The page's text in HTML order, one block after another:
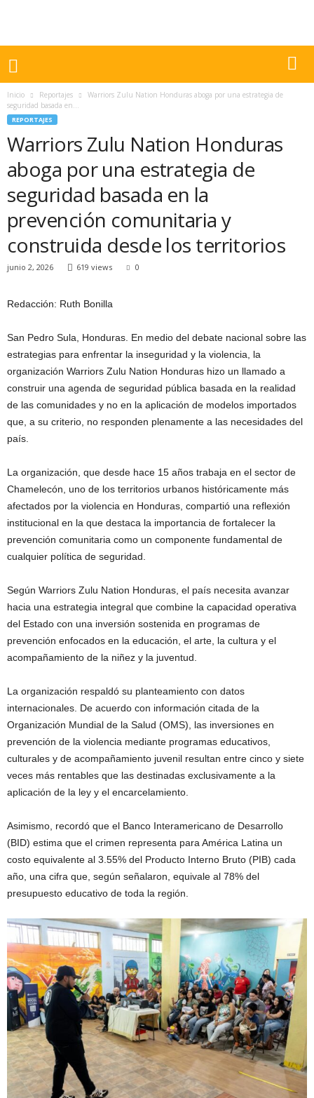
Inicio Reportajes
Warriors Zulu Nation Honduras aboga por una estrategia de
seguridad basada en...
REPORTAJES
Warriors Zulu Nation Honduras
aboga por una estrategia de
seguridad basada en la
prevención comunitaria y
construida desde los territorios
junio 2, 2026 619 views 0
Redacción: Ruth Bonilla
San Pedro Sula, Honduras. En medio del debate nacional sobre las
estrategias para enfrentar la inseguridad y la violencia, la
organización Warriors Zulu Nation Honduras hizo un llamado a
construir una agenda de seguridad pública basada en la realidad
de las comunidades y no en la aplicación de modelos importados
que, a su criterio, no responden plenamente a las necesidades del
país.
La organización, que desde hace 15 años trabaja en el sector de
Chamelecón, uno de los territorios urbanos históricamente más
afectados por la violencia en Honduras, compartió una reflexión
institucional en la que destaca la importancia de fortalecer la
prevención comunitaria como un componente fundamental de
cualquier política de seguridad.
Según Warriors Zulu Nation Honduras, el país necesita avanzar
hacia una estrategia integral que combine la capacidad operativa
del Estado con una inversión sostenida en programas de
prevención enfocados en la educación, el arte, la cultura y el
acompañamiento de la niñez y la juventud.
La organización respaldó su planteamiento con datos
internacionales. De acuerdo con información citada de la
Organización Mundial de la Salud (OMS), las inversiones en
prevención de la violencia mediante programas educativos,
culturales y de acompañamiento juvenil resultan entre cinco y siete
veces más rentables que las destinadas exclusivamente a la
aplicación de la ley y el encarcelamiento.
Asimismo, recordó que el Banco Interamericano de Desarrollo
(BID) estima que el crimen representa para América Latina un
costo equivalente al 3.55% del Producto Interno Bruto (PIB) cada
año, una cifra que, según señalaron, equivale al 78% del
presupuesto educativo de toda la región.